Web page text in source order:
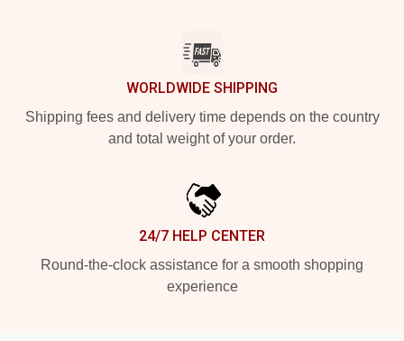
WORLDWIDE SHIPPING
Shipping fees and delivery time depends on the country
and total weight of your order.
24/7 HELP CENTER
Round-the-clock assistance for a smooth shopping
experience